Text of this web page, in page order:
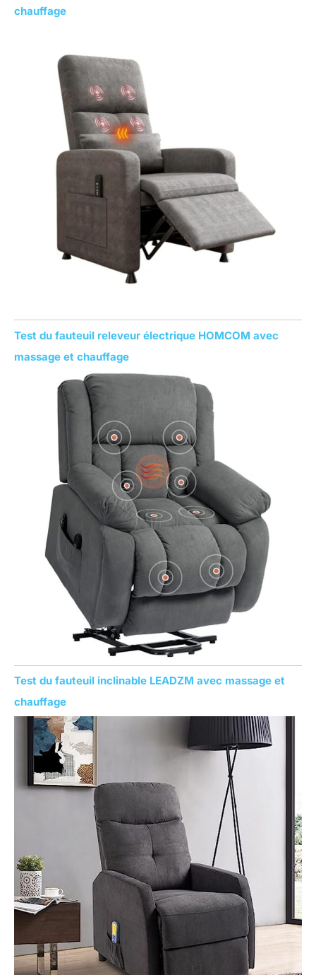
chauffage
Test du fauteuil releveur électrique HOMCOM avec
massage et chauffage
Test du fauteuil inclinable LEADZM avec massage et
chauffage